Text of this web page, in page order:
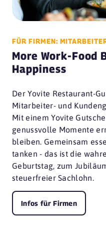
FÜR FIRMEN:
More Work-Food
Happiness
Der Yovite Restaurant-
Mitarbeiter- und
Mit einem Yovite
genussvolle Momente
bleiben. Gemeinsam
tanken - das ist die
Geburtstag, zum
steuerfreier Sachlohn.
Infos für Firmen